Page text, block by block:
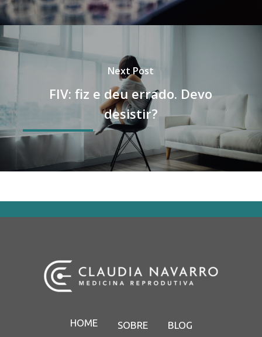
Next Post
FIV: fiz e deu errado. Devo
desistir?
HOME SOBRE BLOG